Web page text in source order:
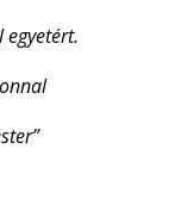
egyetért.